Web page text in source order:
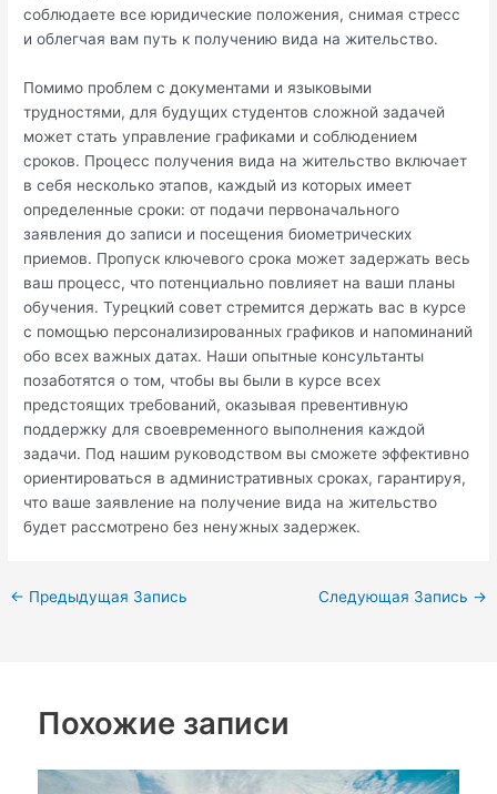
соблюдаете все юридические положения, снимая стресс
и облегчая вам путь к получению вида на жительство.
Помимо проблем с документами и языковыми
трудностями, для будущих студентов сложной задачей
может стать управление графиками и соблюдением
сроков. Процесс получения вида на жительство включает
в себя несколько этапов, каждый из которых имеет
определенные сроки: от подачи первоначального
заявления до записи и посещения биометрических
приемов. Пропуск ключевого срока может задержать весь
ваш процесс, что потенциально повлияет на ваши планы
обучения. Турецкий совет стремится держать вас в курсе
с помощью персонализированных графиков и напоминаний
обо всех важных датах. Наши опытные консультанты
позаботятся о том, чтобы вы были в курсе всех
предстоящих требований, оказывая превентивную
поддержку для своевременного выполнения каждой
задачи. Под нашим руководством вы сможете эффективно
ориентироваться в административных сроках, гарантируя,
что ваше заявление на получение вида на жительство
будет рассмотрено без ненужных задержек.
← Предыдущая Запись Следующая Запись →
Похожие записи